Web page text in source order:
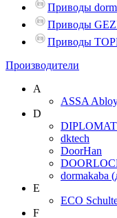
Приводы
Приводы
Приводы
Производители
A
ASSA
D
dktech
DoorHan
dormakaba
E
ECO
F